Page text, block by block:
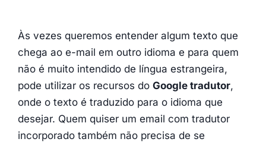
Às vezes queremos entender algum texto que
chega ao e-mail em outro idioma e para quem
não é muito intendido de língua estrangeira,
pode utilizar os recursos do Google tradutor,
onde o texto é traduzido para o idioma que
desejar. Quem quiser um email com tradutor
incorporado também não precisa de se